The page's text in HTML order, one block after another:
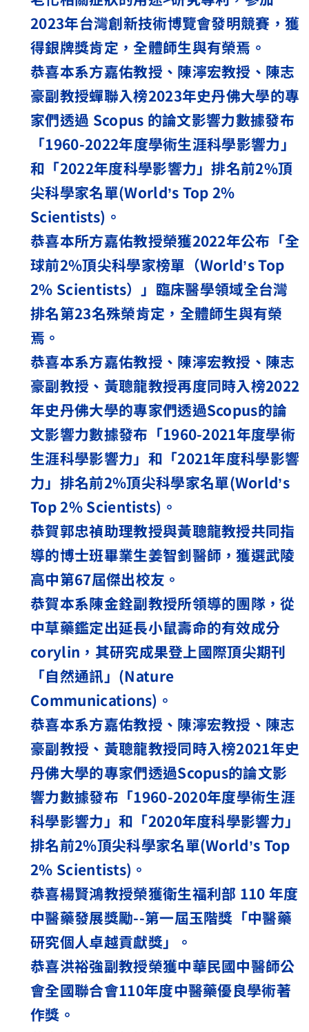
2023年台灣創新技術博覽會發明競賽，獲
得銀牌獎肯定，全體師生與有榮焉。
恭喜本系方嘉佑教授、陳濘宏教授、陳志
豪副教授蟬聯入榜2023年史丹佛大學的專
家們透過 Scopus 的論文影響力數據發布
「1960-2022年度學術生涯科學影響力」
和「2022年度科學影響力」排名前2%頂
尖科學家名單(World’s Top 2%
Scientists) 。
恭喜本所方嘉佑教授榮獲2022年公布「全
球前2%頂尖科學家榜單（World’s Top
2% Scientists）」臨床醫學領域全台灣
排名第23名殊榮肯定，全體師生與有榮
焉。
恭喜本系方嘉佑教授、陳濘宏教授、陳志
豪副教授、黃聰龍教授再度同時入榜2022
年史丹佛大學的專家們透過Scopus的論
文影響力數據發布「1960-2021年度學術
生涯科學影響力」和「2021年度科學影響
力」排名前2%頂尖科學家名單(World’s
Top 2% Scientists) 。
恭賀郭忠禎助理教授與黃聰龍教授共同指
導的博士班畢業生姜智釗醫師，獲選武陵
高中第67屆傑出校友。
恭賀本系陳金銓副教授所領導的團隊，從
中草藥鑑定出延長小鼠壽命的有效成分
corylin ，其研究成果登上國際頂尖期刊
「自然通訊」 (Nature
Communications) 。
恭喜本系方嘉佑教授、陳濘宏教授、陳志
豪副教授、黃聰龍教授同時入榜2021年史
丹佛大學的專家們透過Scopus的論文影
響力數據發布「1960-2020年度學術生涯
科學影響力」和「2020年度科學影響力」
排名前2%頂尖科學家名單(World’s Top
2% Scientists) 。
恭喜楊賢鴻教授榮獲衛生福利部 110年度
中醫藥發展獎勵--第一屆玉階獎「中醫藥
研究個人卓越貢獻獎」。
恭喜洪裕強副教授榮獲中華民國中醫師公
會全國聯合會110年度中醫藥優良學術著
作獎。